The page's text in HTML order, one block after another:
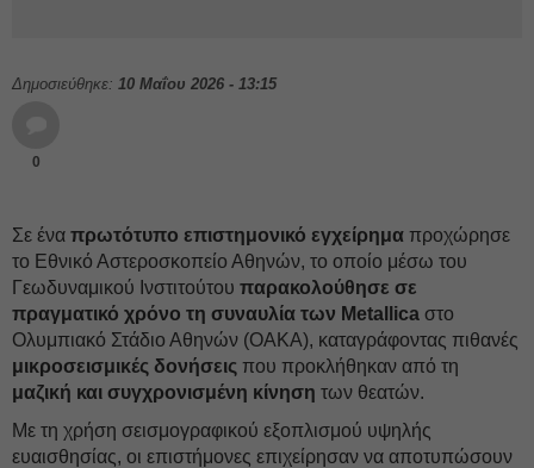
Δημοσιεύθηκε: 10 Μαΐου 2026 - 13:15
0
Σε ένα πρωτότυπο επιστημονικό εγχείρημα προχώρησε
το Εθνικό Αστεροσκοπείο Αθηνών, το οποίο μέσω του
Γεωδυναμικού Ινστιτούτου παρακολούθησε σε
πραγματικό χρόνο τη συναυλία των Metallica στο
Ολυμπιακό Στάδιο Αθηνών (ΟΑΚΑ), καταγράφοντας πιθανές
μικροσεισμικές δονήσεις που προκλήθηκαν από τη
μαζική και συγχρονισμένη κίνηση των θεατών.
Με τη χρήση σεισμογραφικού εξοπλισμού υψηλής
ευαισθησίας, οι επιστήμονες επιχείρησαν να αποτυπώσουν